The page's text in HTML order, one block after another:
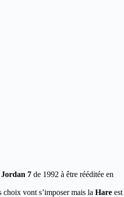
7 de 1992 à être rééditée en
choix vont s’imposer mais la Hare est